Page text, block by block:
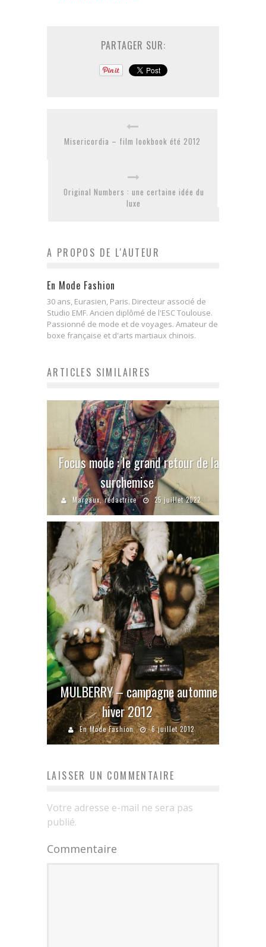
PARTAGER SUR:
Misericordia – film lookbook été 2012
Original Numbers : une certaine idée du
luxe
A PROPOS DE L'AUTEUR
En Mode Fashion
30 ans, Eurasien, Paris. Directeur associé de
Studio EMF. Ancien diplômé de l'ESC Toulouse.
Passionné de mode et de voyages. Amateur de
boxe française et d'arts martiaux chinois.
ARTICLES SIMILAIRES
Focus mode : le grand retour de la
surchemise
Margaux, rédactrice 25 juillet 2022
MULBERRY – campagne automne
hiver 2012
En Mode Fashion 6 juillet 2012
LAISSER UN COMMENTAIRE
Votre adresse e-mail ne sera pas
publié.
Commentaire